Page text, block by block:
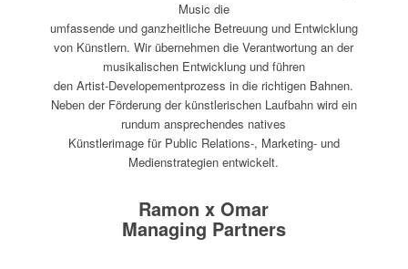
Music die
umfassende und ganzheitliche Betreuung und Entwicklung
von Künstlern. Wir übernehmen die Verantwortung an der
musikalischen Entwicklung und führen
den Artist-Developementprozess in die richtigen Bahnen.
Neben der Förderung der künstlerischen Laufbahn wird ein
rundum ansprechendes natives
Künstlerimage für Public Relations-, Marketing- und
Medienstrategien entwickelt.
Ramon x Omar
Managing Partners